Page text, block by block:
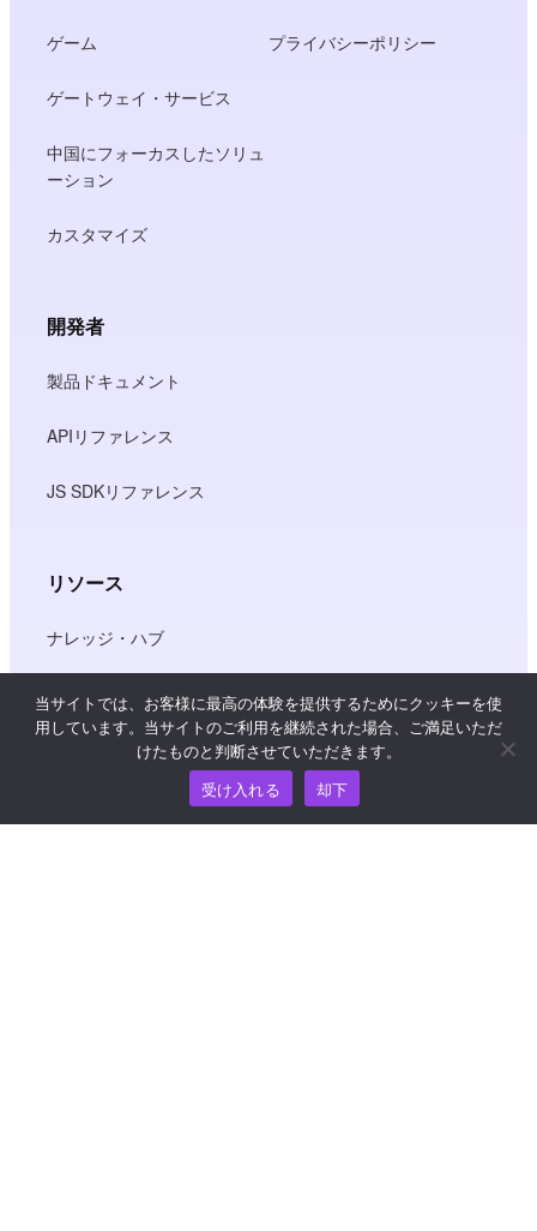
ゲーム
ゲートウェイ・サービス
中国にフォーカスしたソリュ
ーション
カスタマイズ
プライバシーポリシー
開発者
製品ドキュメント
APIリファレンス
JS SDKリファレンス
リソース
ナレッジ・ハブ
価格
ヘルプおよびサポートについては、
support@wooshpay.com まで電子メールでお問い合わせ
当サイトでは、お客様に最高の体験を提供するためにクッキーを使
用しています。当サイトのご利用を継続された場合、ご満足いただ
けたものと判断させていただきます。
受け入れる
却下